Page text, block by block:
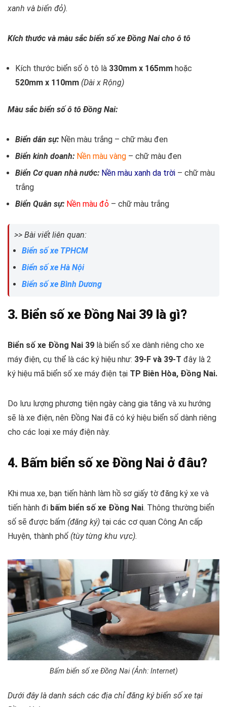
xanh và biển đỏ).
Kích thước và màu sắc biển số xe Đồng Nai cho ô tô
Kích thước biển số ô tô là 330mm x 165mm hoặc
520mm x 110mm (Dài x Rộng)
Màu sắc biển số ô tô Đồng Nai:
Biển dân sự: Nền màu trắng – chữ màu đen
Biển kinh doanh: Nền màu vàng – chữ màu đen
Biển Cơ quan nhà nước: Nền màu xanh da trời – chữ màu
trắng
Biển Quân sự: Nền màu đỏ – chữ màu trắng
>> Bài viết liên quan:
Biển số xe TPHCM
Biển số xe Hà Nội
Biển số xe Bình Dương
3. Biển số xe Đồng Nai 39 là gì?
Biển số xe Đồng Nai 39 là biển số xe dành riêng cho xe
máy điện, cụ thể là các ký hiệu như: 39-F và 39-T đây là 2
ký hiệu mã biển số xe máy điện tại TP Biên Hòa, Đồng Nai.
Do lưu lượng phương tiện ngày càng gia tăng và xu hướng
sẽ là xe điện, nên Đồng Nai đã có ký hiệu biển số dành riêng
cho các loại xe máy điện này.
4. Bấm biển số xe Đồng Nai ở đâu?
Khi mua xe, bạn tiến hành làm hồ sơ giấy tờ đăng ký xe và
tiến hành đi bấm biển số xe Đồng Nai. Thông thường biển
số sẽ được bấm (đăng ký) tại các cơ quan Công An cấp
Huyện, thành phố (tùy từng khu vực).
Bấm biển số xe Đồng Nai (Ảnh: Internet)
Dưới đây là danh sách các địa chỉ đăng ký biển số xe tại